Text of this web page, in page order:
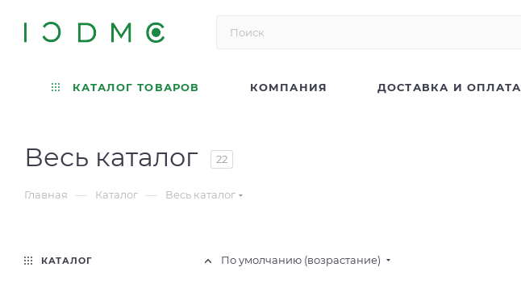
КАТАЛОГ ТОВАРОВ КОМПАНИЯ ДОСТАВКА И ОПЛАТА
Весь каталог 22
Главная — Каталог — Весь каталог
По умолчанию (возрастание)
КАТАЛОГ